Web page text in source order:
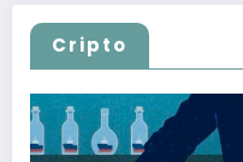
Cripto